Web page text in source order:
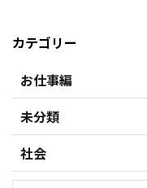
カテゴリー
お仕事編
未分類
社会